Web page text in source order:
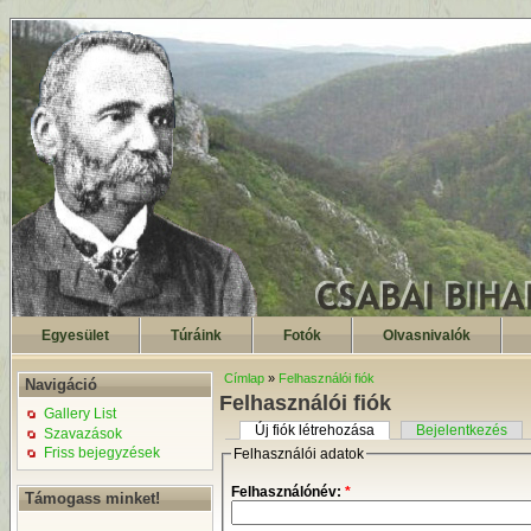
Egyesület Túráink Fotók Olvasnivalók
Navigáció
Gallery List
Szavazások
Friss bejegyzések
Támogass minket!
Címlap » Felhasználói fiók
Felhasználói fiók
Új fiók létrehozása
Bejelentkezés
Felhasználói adatok
Felhasználónév: *